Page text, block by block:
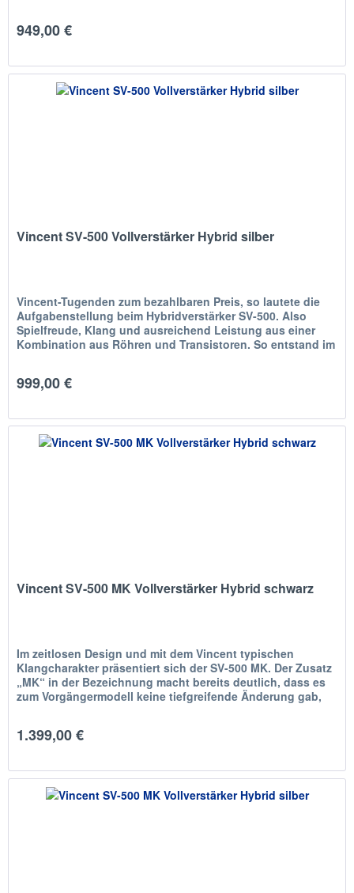
949,00 €
Vincent SV-500 Vollverstärker Hybrid silber
Vincent-Tugenden zum bezahlbaren Preis, so lautete die
Aufgabenstellung beim Hybridverstärker SV-500. Also
Spielfreude, Klang und ausreichend Leistung aus einer
Kombination aus Röhren und Transistoren. So entstand im
999,00 €
Vincent SV-500 MK Vollverstärker Hybrid schwarz
Im zeitlosen Design und mit dem Vincent typischen
Klangcharakter präsentiert sich der SV-500 MK. Der Zusatz
„MK“ in der Bezeichnung macht bereits deutlich, dass es
zum Vorgängermodell keine tiefgreifende Änderung gab,
1.399,00 €